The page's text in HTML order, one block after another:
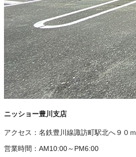
ニッショー豊川支店
アクセス： 名鉄豊川線諏訪町駅北へ９０ｍ
営業時間： AM10:00～PM6:00